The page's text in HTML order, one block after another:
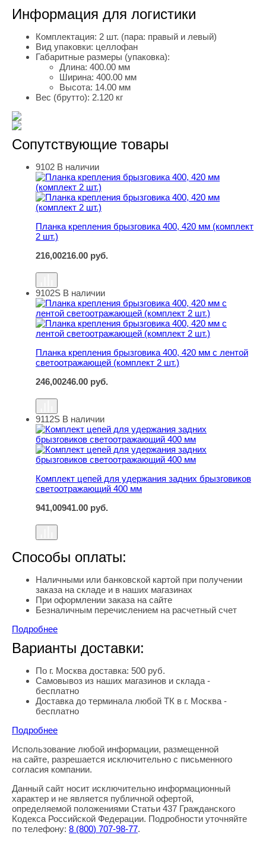
Информация для логистики
Комплектация: 2 шт. (пара: правый и левый)
Вид упаковки: целлофан
Габаритные размеры (упаковка):
Длина: 400.00 мм
Ширина: 400.00 мм
Высота: 14.00 мм
Вес (брутто): 2.120 кг
Сопутствующие товары
Планка крепления брызговика 400, 420 мм (комплект 2
9102 В наличии
Планка крепления брызговика 400, 420 мм (комплект
2 шт.)
216,00216.00 руб.
Планка крепления брызговика 400, 420 мм с лентой
9102S В наличии
Планка крепления брызговика 400, 420 мм с лентой
светоотражающей (комплект 2 шт.)
246,00246.00 руб.
Комплект цепей для удержания задних брызговиков
9112S В наличии
Комплект цепей для удержания задних брызговиков
светоотражающий 400 мм
941,00941.00 руб.
Способы оплаты:
Наличными или банковской картой при получении
заказа на складе и в наших магазинах
При оформлении заказа на сайте
Безналичным перечислением на расчетный счет
Подробнее
Варианты доставки:
По г. Москва доставка: 500 руб.
Самовывоз из наших магазинов и склада -
бесплатно
Доставка до терминала любой ТК в г. Москва -
бесплатно
Подробнее
Правовая информация
Использование любой информации, размещенной
на сайте, разрешается исключительно с письменного
согласия компании.
Данный сайт носит исключительно информационный
характер и не является публичной офертой,
определяемой положениями Статьи 437 Гражданского
Кодекса Российской Федерации. Подробности уточняйте
по телефону: 8 (800) 707-98-77.